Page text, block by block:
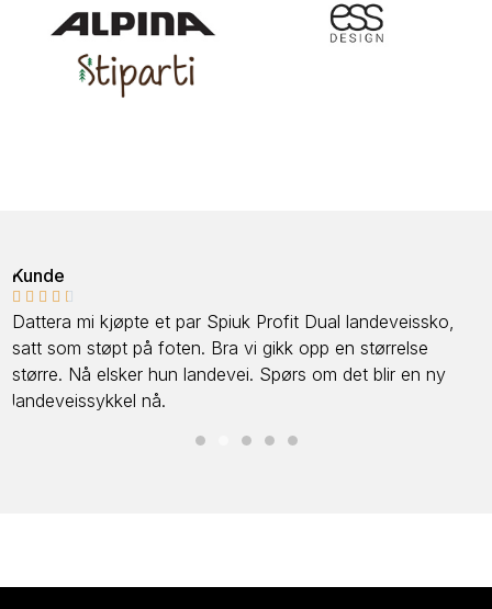
Kunde
    
Dattera mi kjøpte et par Spiuk Profit Dual landeveissko,
satt som støpt på foten. Bra vi gikk opp en størrelse
større. Nå elsker hun landevei. Spørs om det blir en ny
landeveissykkel nå.